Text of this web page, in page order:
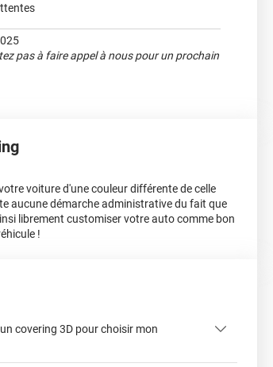
pas à faire appel à nous pour un prochain
voiture d'une couleur différente de celle
aucune démarche administrative du fait que
librement customiser votre auto comme bon
!
covering 3D pour choisir mon